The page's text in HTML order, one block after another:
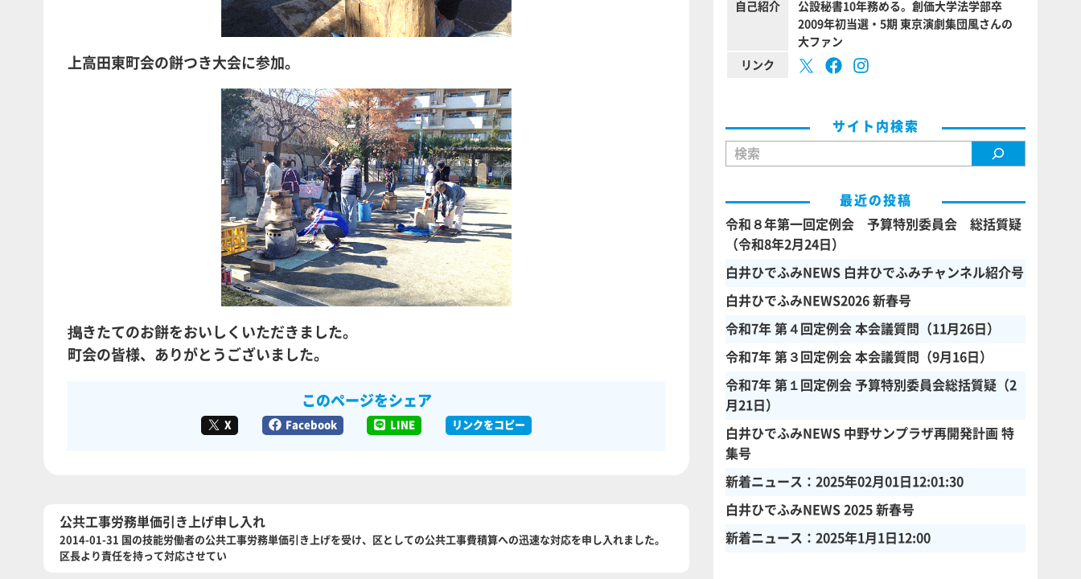
上高田東町会の餅つき大会に参加。
搗きたてのお餅をおいしくいただきました。
町会の皆様、ありがとうございました。
このページをシェア
X Facebook LINE リンクをコピー
公共工事労務単価引き上げ申し入れ
2014-01-31 国の技能労働者の公共工事労務単価引き上げを受け、区としての公共工事費積算への迅速な対応を申し入れました。
区長より責任を持って対応させてい
自己紹介
公設秘書10年務める。創価大学法学部卒
2009年初当選・5期 東京演劇集団風さんの
大ファン
リンク
サイト内検索
検索
最近の投稿
令和８年第一回定例会 予算特別委員会 総括質疑
（令和8年2月24日）
白井ひでふみNEWS 白井ひでふみチャンネル紹介号
白井ひでふみNEWS2026 新春号
令和7年 第４回定例会 本会議質問（11月26日）
令和7年 第３回定例会 本会議質問（9月16日）
令和7年 第１回定例会 予算特別委員会総括質疑（2
月21日）
白井ひでふみNEWS 中野サンプラザ再開発計画 特
集号
新着ニュース：2025年02月01日12:01:30
白井ひでふみNEWS 2025 新春号
新着ニュース：2025年1月1日12:00